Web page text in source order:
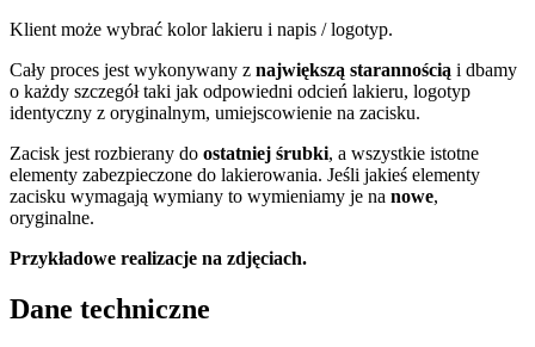
Klient może wybrać kolor lakieru i napis / logotyp.
Cały proces jest wykonywany z największą starannością i dbamy
o każdy szczegół taki jak odpowiedni odcień lakieru, logotyp
identyczny z oryginalnym, umiejscowienie na zacisku.
Zacisk jest rozbierany do ostatniej śrubki, a wszystkie istotne
elementy zabezpieczone do lakierowania. Jeśli jakieś elementy
zacisku wymagają wymiany to wymieniamy je na nowe,
oryginalne.
Przykładowe realizacje na zdjęciach.
Dane techniczne